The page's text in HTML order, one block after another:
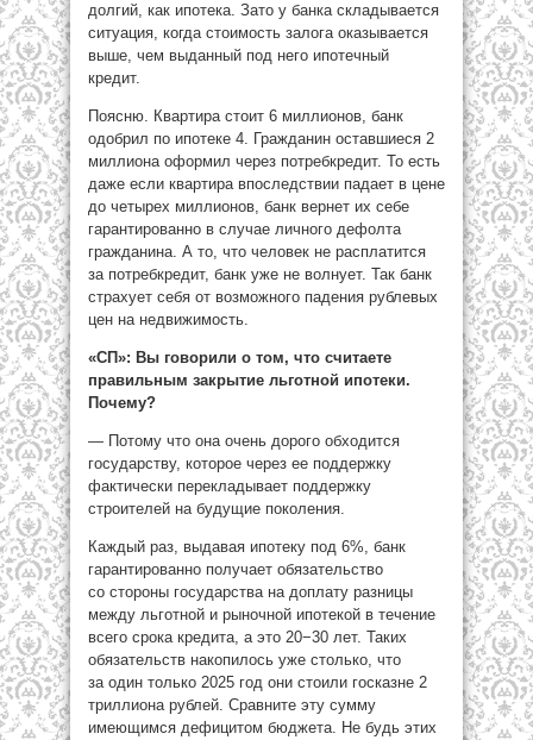
долгий, как ипотека. Зато у банка складывается
ситуация, когда стоимость залога оказывается
выше, чем выданный под него ипотечный
кредит.
Поясню. Квартира стоит 6 миллионов, банк
одобрил по ипотеке 4. Гражданин оставшиеся 2
миллиона оформил через потребкредит. То есть
даже если квартира впоследствии падает в цене
до четырех миллионов, банк вернет их себе
гарантированно в случае личного дефолта
гражданина. А то, что человек не расплатится
за потребкредит, банк уже не волнует. Так банк
страхует себя от возможного падения рублевых
цен на недвижимость.
«СП»: Вы говорили о том, что считаете
правильным закрытие льготной ипотеки.
Почему?
— Потому что она очень дорого обходится
государству, которое через ее поддержку
фактически перекладывает поддержку
строителей на будущие поколения.
Каждый раз, выдавая ипотеку под 6%, банк
гарантированно получает обязательство
со стороны государства на доплату разницы
между льготной и рыночной ипотекой в течение
всего срока кредита, а это 20−30 лет. Таких
обязательств накопилось уже столько, что
за один только 2025 год они стоили госказне 2
триллиона рублей. Сравните эту сумму
имеющимся дефицитом бюджета. Не будь этих